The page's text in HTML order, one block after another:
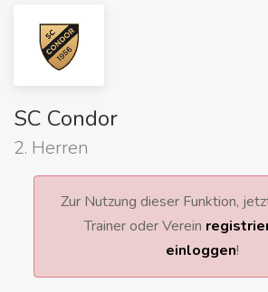
SC Condor
2. Herren
Zur Nutzung dieser Funktion,
Trainer oder Verein
einloggen!